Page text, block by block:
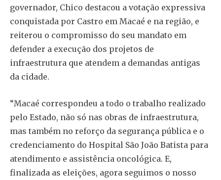
governador, Chico destacou a votação expressiva
conquistada por Castro em Macaé e na região, e
reiterou o compromisso do seu mandato em
defender a execução dos projetos de
infraestrutura que atendem a demandas antigas
da cidade.
“Macaé correspondeu a todo o trabalho realizado
pelo Estado, não só nas obras de infraestrutura,
mas também no reforço da segurança pública e o
credenciamento do Hospital São João Batista para
atendimento e assistência oncológica. E,
finalizada as eleições, agora seguimos o nosso